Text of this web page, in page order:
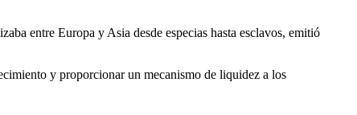
entre Europa y Asia desde especias hasta esclavos, emitió
y proporcionar un mecanismo de liquidez a los